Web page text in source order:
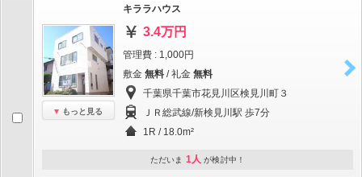
もっと見る
キララハウス
3.4万円
管理費 : 1,000円
敷金 無料 / 礼金 無料
千葉県千葉市花見川区検見川町３
ＪＲ総武線/新検見川駅 歩7分
1R / 18.0m²
ただいま 1人 が検討中！